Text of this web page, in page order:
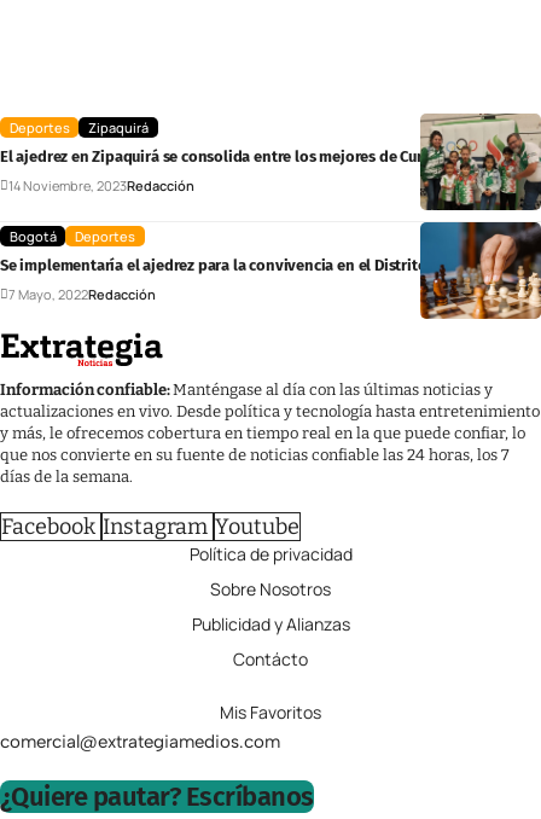
Deportes
Zipaquirá
El ajedrez en Zipaquirá se consolida entre los mejores de Cundinamarca
14 Noviembre, 2023Redacción
Bogotá
Deportes
Se implementaría el ajedrez para la convivencia en el Distrito Capital
7 Mayo, 2022Redacción
Información confiable:Manténgase al día con las últimas noticias y
actualizaciones en vivo. Desde política y tecnología hasta entretenimiento
y más, le ofrecemos cobertura en tiempo real en la que puede confiar, lo
que nos convierte en su fuente de noticias confiable las 24 horas, los 7
días de la semana.
Facebook Instagram Youtube
Política de privacidad
Sobre Nosotros
Publicidad y Alianzas
Contácto
Mis Favoritos
comercial@extrategiamedios.com
¿Quiere pautar? Escríbanos